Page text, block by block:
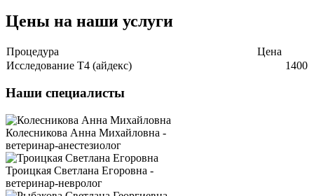
Цены на наши услуги
Процедура
Цена
Исследование Т4 (айдекс)
1400
Наши специалисты
Колесникова Анна Михайловна -
ветеринар-анестезиолог
Троицкая Светлана Егоровна -
ветеринар-невролог